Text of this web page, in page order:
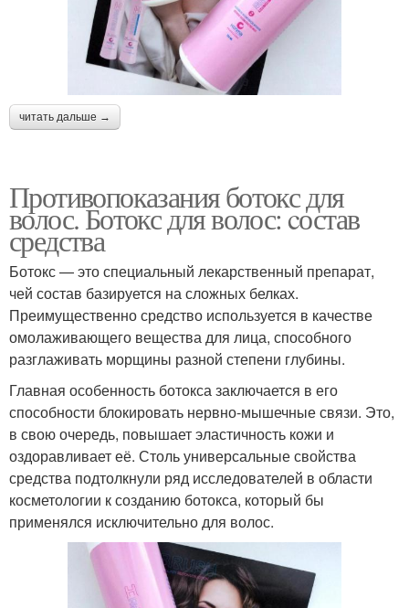
читать дальше →
Противопоказания ботокс для
волос. Ботокс для волос: cостав
средства
Ботокс — это специальный лекарственный препарат,
чей состав базируется на сложных белках.
Преимущественно средство используется в качестве
омолаживающего вещества для лица, способного
разглаживать морщины разной степени глубины.
Главная особенность ботокса заключается в его
способности блокировать нервно-мышечные связи. Это,
в свою очередь, повышает эластичность кожи и
оздоравливает её. Столь универсальные свойства
средства подтолкнули ряд исследователей в области
косметологии к созданию ботокса, который бы
применялся исключительно для волос.